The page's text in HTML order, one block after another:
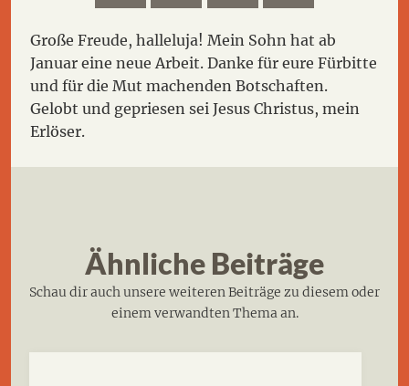
Große Freude, halleluja! Mein Sohn hat ab
Januar eine neue Arbeit. Danke für eure Fürbitte
und für die Mut machenden Botschaften.
Gelobt und gepriesen sei Jesus Christus, mein
Erlöser.
Ähnliche Beiträge
Schau dir auch unsere weiteren Beiträge zu diesem oder
einem verwandten Thema an.